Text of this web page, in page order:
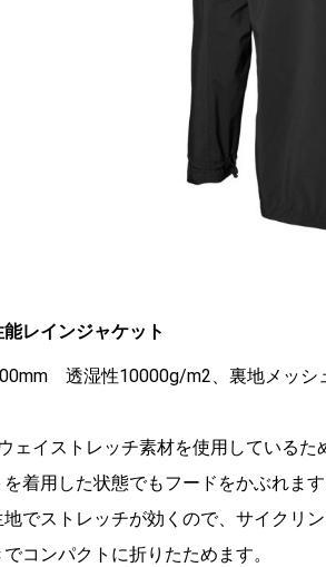
レインジャケット
透湿性10000g/m2、裏地メッ
ェイストレッチ素材を使用している
を着用した状態でもフードをかぶれま
地でストレッチが効くので、サイクリ
でコンパクトに折りたためます。